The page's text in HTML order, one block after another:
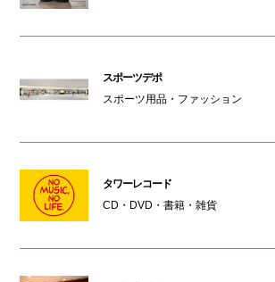
スポーツデポ
スポーツ用品・ファッション
タワーレコード
CD・DVD・書籍・雑貨